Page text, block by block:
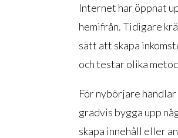
Internet har öppnat
hemifrån. Tidigare
sätt att skapa
och testar olika
För nybörjare
gradvis bygga upp
skapa innehåll eller